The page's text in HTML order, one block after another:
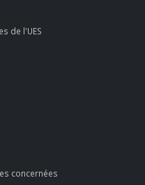
de l'UES
concernées